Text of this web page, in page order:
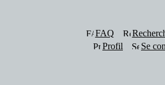
FAQ
Profil
Se